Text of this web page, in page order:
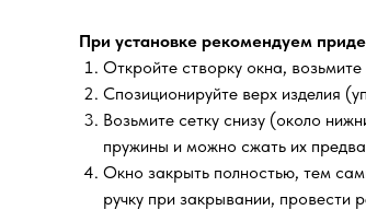
При установке рекомендуем
Откройте створку окна,
Спозиционируйте верх изделия
Возьмите сетку снизу (около
пружины и можно сжать их
Окно закрыть полностью, тем
ручку при закрывании,